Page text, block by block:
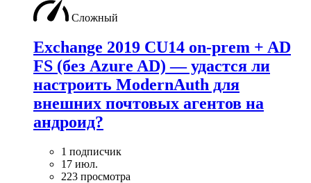
Сложный
Exchange 2019 CU14 on-prem + AD
FS (без Azure AD) — удаcтся ли
настроить ModernAuth для
внешних почтовых агентов на
андроид?
1 подписчик
17 июл.
223 просмотра